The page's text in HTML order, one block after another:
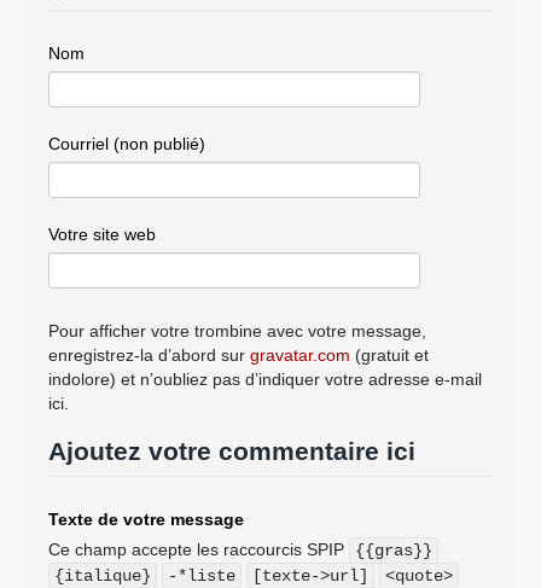
Nom
Courriel (non publié)
Votre site web
Pour afficher votre trombine avec votre message,
enregistrez-la d’abord sur gravatar.com (gratuit et
indolore) et n’oubliez pas d’indiquer votre adresse e-mail
ici.
Ajoutez votre commentaire ici
Texte de votre message
Ce champ accepte les raccourcis SPIP
{{gras}}
{italique}
-*liste [texte->url]
<quote>